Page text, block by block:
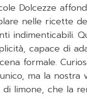
Dolcezze
nelle ricette
indimenticabili.
capace di
formale.
ma la nostra
di limone, che la